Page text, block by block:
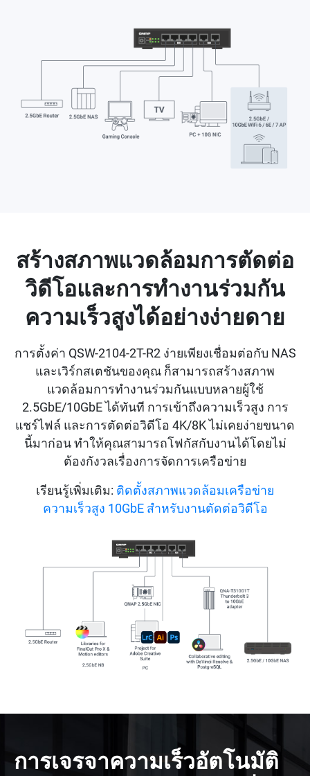
สร้างสภาพแวดล้อมการตัดต่อ
วิดีโอและการทำงานร่วมกัน
ความเร็วสูงได้อย่างง่ายดาย
การตั้งค่า QSW-2104-2T-R2 ง่ายเพียงเชื่อมต่อกับ NAS
และเวิร์กสเตชันของคุณ ก็สามารถสร้างสภาพ
แวดล้อมการทำงานร่วมกันแบบหลายผู้ใช้
2.5GbE/10GbE ได้ทันที การเข้าถึงความเร็วสูง การ
แชร์ไฟล์ และการตัดต่อวิดีโอ 4K/8K ไม่เคยง่ายขนาด
นี้มาก่อน ทำให้คุณสามารถโฟกัสกับงานได้โดยไม่
ต้องกังวลเรื่องการจัดการเครือข่าย
เรียนรู้เพิ่มเติม: ติดตั้งสภาพแวดล้อมเครือข่าย
ความเร็วสูง 10GbE สำหรับงานตัดต่อวิดีโอ
การเจรจาความเร็วอัตโนมัติ